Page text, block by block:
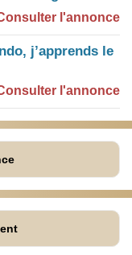
l'annonce
j’apprends le
l'annonce